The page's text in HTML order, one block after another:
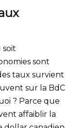
soit
sont
taux survient
sur la BdC
? Parce que
affaiblir la